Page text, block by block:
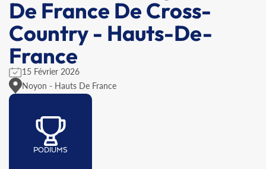
De France De Cross-
Country - Hauts-De-
France
15 Février 2026
Noyon - Hauts De France
PODIUMS